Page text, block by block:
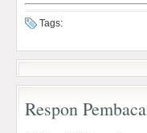
Tags:
Respon Pembaca